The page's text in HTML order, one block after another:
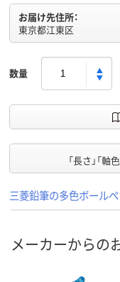
お届け先住所：
東京都江東区
数量
「長さ」「軸
三菱鉛筆の多色ボール
メーカーからの